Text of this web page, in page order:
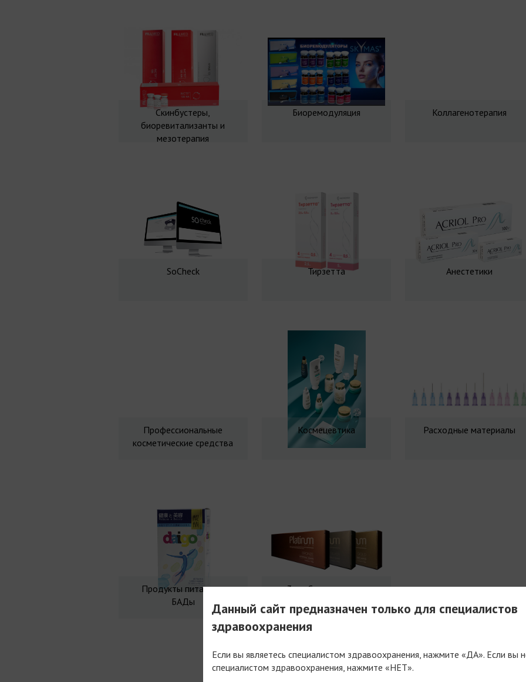
Скинбустеры,
биоревитализанты и
мезотерапия
Биоремодуляция Коллагенотерапия
SoCheck Тирзетта Анестетики
Профессиональные
косметические средства
Космецевтика Расходные материалы
Продукты питания и
БАДы
3 мл Совершенства
Мы работаем только с компаниями, имеющими
Данный сайт предназначен только для специалистов
здравоохранения
Если вы являетесь специалистом здравоохранения, нажмите «ДА». Если вы
специалистом здравоохранения, нажмите «НЕТ».